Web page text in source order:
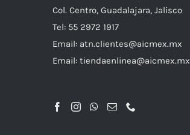
Col. Centro, Guadalajara, Jalisco
Tel: 55 2972 1917
Email: atn.clientes@aicmex.mx
Email: tiendaenlinea@aicmex.mx